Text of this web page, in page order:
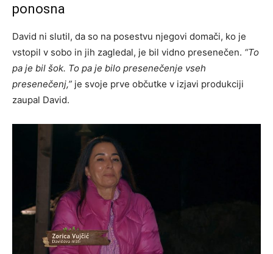
ponosna
David ni slutil, da so na posestvu njegovi domači, ko je
vstopil v sobo in jih zagledal, je bil vidno presenečen. “To
pa je bil šok. To pa je bilo presenečenje vseh
presenečenj,” je svoje prve občutke v izjavi produkciji
zaupal David.